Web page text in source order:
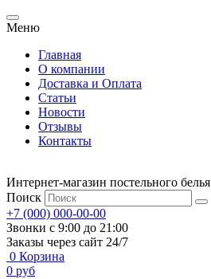
Меню
Главная
О компании
Доставка и Оплата
Статьи
Новости
Отзывы
Контакты
Интернет-магазин постельного белья
Поиск
+7 (000) 000-00-00
Звонки с 9:00 до 21:00
Заказы через сайт 24/7
0 Корзина
0 руб